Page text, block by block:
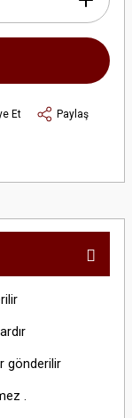
Et
Paylaş
gönderilir
.